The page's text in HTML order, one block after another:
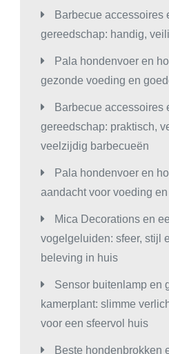
Barbecue accessoires
gereedschap: handig,
Pala hondenvoer en
gezonde voeding en
Barbecue accessoires
gereedschap: praktisch,
veelzijdig barbecueën
Pala hondenvoer en
aandacht voor voeding
Mica Decorations en
vogelgeluiden: sfeer, stijl
beleving in huis
Sensor buitenlamp en
kamerplant: slimme
voor een sfeervol huis
Beste hondenbrokken